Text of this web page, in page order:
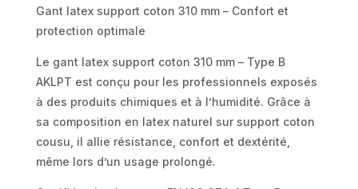
Type
B
(x10
paires)
Gant latex support coton 310 mm – Confort et
protection optimale
Le gant latex support coton 310 mm – Type B
AKLPT est conçu pour les professionnels exposés
à des produits chimiques et à l’humidité. Grâce à
sa composition en latex naturel sur support coton
cousu, il allie résistance, confort et dextérité,
même lors d’un usage prolongé.